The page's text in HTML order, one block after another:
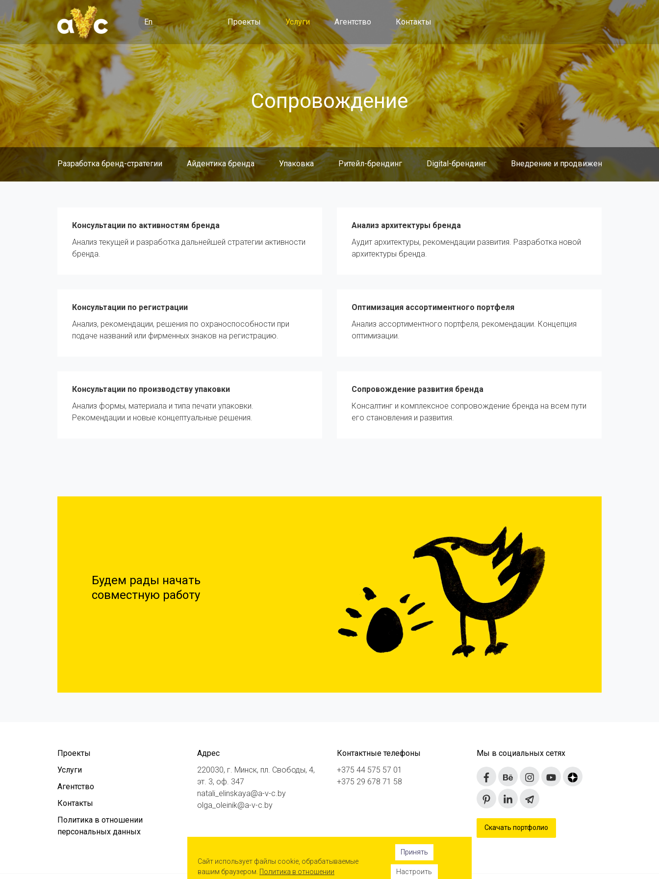
En Проекты Услуги Агентство Контакты
Cопровождение
Разработка бренд-стратегии Айдентика бренда Упаковка Ритейл-брендинг Digital-брендинг Внедрение и продвижение
Консультации по активностям бренда
Анализ текущей и разработка дальнейшей стратегии активности
бренда.
Анализ архитектуры бренда
Аудит архитектуры, рекомендации развития. Разработка новой
архитектуры бренда.
Консультации по регистрации
Анализ, рекомендации, решения по охраноспособности при
подаче названий или фирменных знаков на регистрацию.
Оптимизация ассортиментного портфеля
Анализ ассортиментного портфеля, рекомендации. Концепция
оптимизации.
Консультации по производству упаковки
Анализ формы, материала и типа печати упаковки.
Рекомендации и новые концептуальные решения.
Сопровождение развития бренда
Консалтинг и комплексное сопровождение бренда на всем пути
его становления и развития.
Будем рады начать
совместную работу
Проекты
Услуги
Агентство
Контакты
Политика в отношении
персональных данных
Адрес
220030, г. Минск, пл. Свободы, 4,
эт. 3, оф. 347
natali_elinskaya@a-v-c.by
olga_oleinik@a-v-c.by
Контактные телефоны
+375 44 575 57 01
+375 29 678 71 58
Мы в социальных сетях
Скачать портфолио
Сайт использует файлы cookie, обрабатываемые
вашим браузером. Политика в отношении
Принять
Настроить